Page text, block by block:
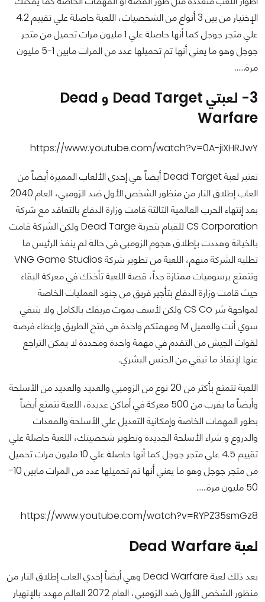
الإختيار من بين 3 أنواع من الشخصيات، اللعبة حاصلة علي تقييم 4.2
علي متجر جوجل كما أنها حاصلة علي 1 مليون مرات تحميل من متجر
جوجل وهو ما يعني أنها تم تحميلها عدد من المرات مابين 1-5 مليون
مرة……
3- لعبتي Dead Target و Dead
Warfare
https://www.youtube.com/watch?v=0A-jiXHRJwY
تعتبر لعبة Dead Target أيضاً هي إحدي الألعاب المميزة أيضاً من
العاب إطلاق النار من منظور الشخص الأول ضد الزومبي، العام 2040
بعد إنتهاء الحرب العالمية الثالثة قامت وزارة الدفاع بالتعاقد مع شركة
CS Corporation للقيام بتجربة Dead Targe ولكن الشركة قامت
بالخيانة وهددت بإطلاق هجوم الزومبي في حالة لم ينفذ الرئيس ما
تطلبه الشركة منهم، اللعبة من تطوير شركة VNG Game Studios
وتتمتع برسوميات ممتازة جداً، قصة اللعبة تأخذك في معركة البقاء
حيث قامت وزارة الدفاع بتأجير فريق من جنود العمليات الخاصة
لمواجهة شر CS Co ولكن لأسف يموت فريقك بالكامل ولا يتبقي
سوي أنت والعميل M ومهمتكم واحدة هي فتح الطريق وإعطاء فرصة
لقوات الجيش من التقدم في مهمة واحدة ومحددة لا يمكن التراجع
عنها لإنقاذ ما تبقي من الجنس البشري.
اللعبة تتمتع بأكثر من 20 نوع من الزومبي والعديد والعديد من الأسلحة
وأيضاً ما يقرب من 500 معركة في أماكن عديدة، اللعبة تتمتع أيضاً
بطور المهمات الخاصة وإمكانية التعديل علي الأسلحة والمعدات
والدروع و شراء الأسلحة الجديدة وتطوير شخصيتك، اللعبة حاصلة علي
تقييم 4.5 علي متجر جوجل كما أنها حاصلة علي 10 مليون مرات تحميل
من متجر جوجل وهو ما يعني أنها تم تحميلها عدد من المرات مابين 10-
50 مليون مرة……
https://www.youtube.com/watch?v=RYPZ35smGz8
لعبة Dead Warfare
بعد ذلك لعبة Dead Warfare وهي أيضاً إحدي العاب إطلاق النار من
منظور الشخص الأول ضد الزومبي، العام 2072 العالم مهدد بالإنهيار